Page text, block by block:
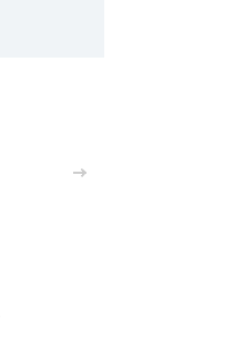
>>